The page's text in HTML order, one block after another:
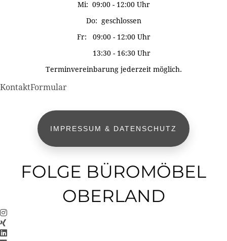
Mi: 09:00 - 12:00 Uhr
Do: geschlossen
Fr: 09:00 - 12:00 Uhr
13:30 - 16:30 Uhr
Terminvereinbarung jederzeit möglich.
KontaktFormular
IMPRESSUM & DATENSCHUTZ
FOLGE BÜROMÖBEL
OBERLAND